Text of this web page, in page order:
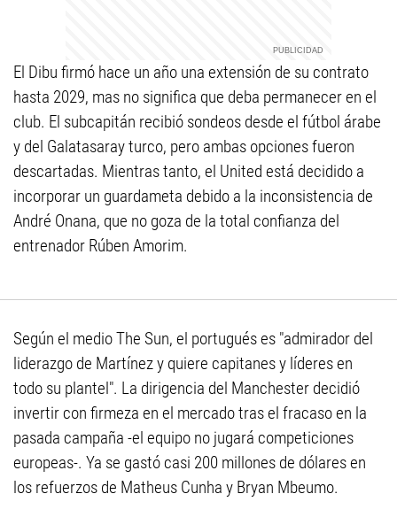
El Dibu firmó hace un año una extensión de su contrato
hasta 2029, mas no significa que deba permanecer en el
club. El subcapitán recibió sondeos desde el fútbol árabe
y del Galatasaray turco, pero ambas opciones fueron
descartadas. Mientras tanto, el United está decidido a
incorporar un guardameta debido a la inconsistencia de
André Onana, que no goza de la total confianza del
entrenador Rúben Amorim.
Según el medio The Sun, el portugués es "admirador del
liderazgo de Martínez y quiere capitanes y líderes en
todo su plantel". La dirigencia del Manchester decidió
invertir con firmeza en el mercado tras el fracaso en la
pasada campaña -el equipo no jugará competiciones
europeas-. Ya se gastó casi 200 millones de dólares en
los refuerzos de Matheus Cunha y Bryan Mbeumo.